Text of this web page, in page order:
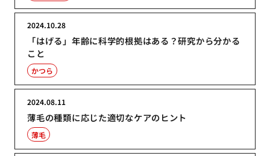
「はげる」年齢に科学的根拠はある？研究から分かる
こと
2024.10.28
かつら
薄毛の種類に応じた適切なケアのヒント
2024.08.11
薄毛